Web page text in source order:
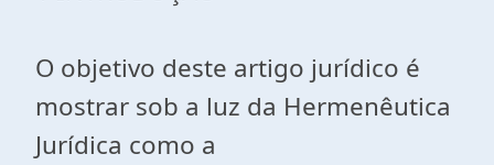
O objetivo deste artigo jurídico é
mostrar sob a luz da Hermenêutica
Jurídica como a